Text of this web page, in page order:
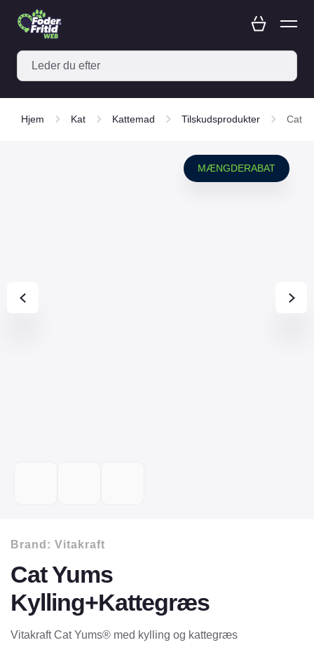
Hjem Kat Kattemad Tilskudsprodukter Cat
MÆNGDERABAT
Brand: Vitakraft
Cat Yums
Kylling+Kattegræs
Vitakraft Cat Yums® med kylling og kattegræs